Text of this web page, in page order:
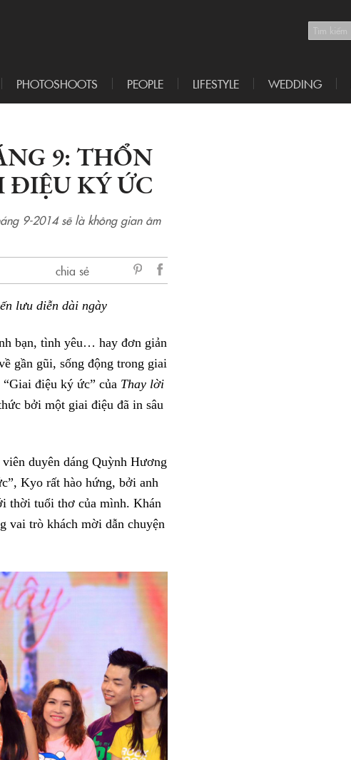
PHOTOSHOOTS PEOPLE LIFESTYLE WEDDING
9: THỔN
ĐIỆU KÝ ỨC
9-2014 sẽ là không gian âm
chia sẻ
lưu diễn dài ngày
bạn, tình yêu… hay đơn giản
gần gũi, sống động trong giai
điệu ký ức” của Thay lời
bởi một giai điệu đã in sâu
duyên dáng Quỳnh Hương
Kyo rất hào hứng, bởi anh
thời tuổi thơ của mình. Khán
vai trò khách mời dẫn chuyện